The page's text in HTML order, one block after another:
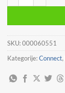
SKU:000060551
Kategorije:Connect,